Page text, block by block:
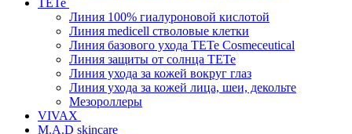
TETe
Линия 100% гиалуроновой кислотой
Линия medicell стволовые клетки
Линия базового ухода TETe Cosmeceutical
Линия защиты от солнца TETe
Линия ухода за кожей вокруг глаз
Линия ухода за кожей лица, шеи, декольте
Мезороллеры
VIVAX
M.A.D skincare